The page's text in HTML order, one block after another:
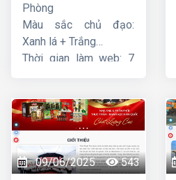
Phòng
Màu sắc chủ đạo:
Xanh lá + Trắng
Thời gian làm web: 7
09/06/2025 543